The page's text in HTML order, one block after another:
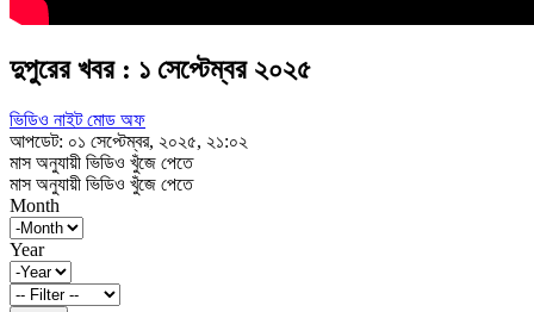
দুপুরের খবর : ১ সেপ্টেম্বর ২০২৫
ভিডিও নাইট মোড অফ
আপডেট: ০১ সেপ্টেম্বর, ২০২৫, ২১:০২
মাস অনুযায়ী ভিডিও খুঁজে পেতে
মাস অনুযায়ী ভিডিও খুঁজে পেতে
Month
Year